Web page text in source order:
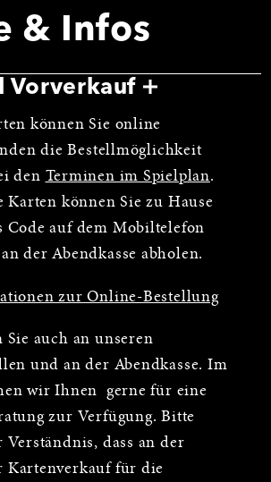
& Infos
Vorverkauf
können Sie online
die Bestellmöglichkeit
den Terminen im Spielplan.
Karten können Sie zu Hause
Code auf dem Mobiltelefon
der Abendkasse abholen.
zur Online-Bestellung
auch an unseren
und an der Abendkasse. Im
wir Ihnen gerne für eine
zur Verfügung. Bitte
Verständnis, dass an der
Kartenverkauf für die